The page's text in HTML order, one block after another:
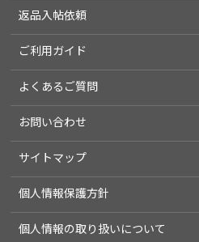
返品入帖依頼
ご利用ガイド
よくあるご質問
お問い合わせ
サイトマップ
個人情報保護方針
個人情報の取り扱いについて